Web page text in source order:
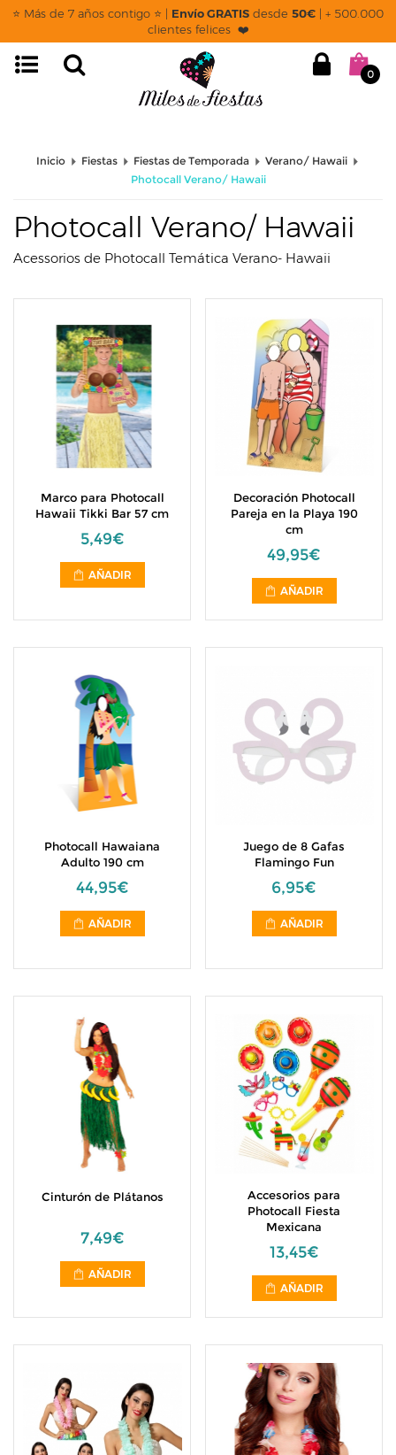
⭐ Más de 7 años contigo ⭐ | Envío GRATIS desde 50€ | + 500.000
clientes felices ❤️
0
page: listado
Inicio Fiestas Fiestas de Temporada
Verano/ Hawaii
Photocall Verano/ Hawaii
Photocall Verano/ Hawaii
Acessorios de Photocall Temática Verano- Hawaii
Marco para Photocall
Hawaii Tikki Bar 57 cm
5,49€
AÑADIR
Decoración Photocall
Pareja en la Playa 190
cm
49,95€
AÑADIR
Photocall Hawaiana
Adulto 190 cm
44,95€
AÑADIR
Juego de 8 Gafas
Flamingo Fun
6,95€
AÑADIR
Cinturón de Plátanos
7,49€
AÑADIR
Accesorios para
Photocall Fiesta
Mexicana
13,45€
AÑADIR